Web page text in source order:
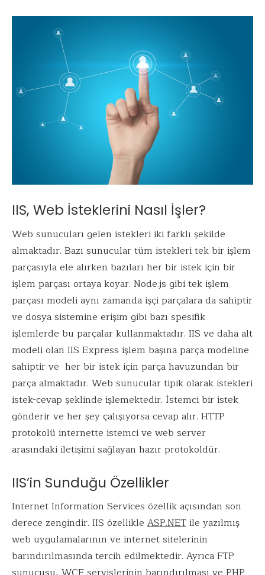
IIS, Web İsteklerini Nasıl İşler?
Web sunucuları gelen istekleri iki farklı şekilde
almaktadır. Bazı sunucular tüm istekleri tek bir işlem
parçasıyla ele alırken bazıları her bir istek için bir
işlem parçası ortaya koyar. Node.js gibi tek işlem
parçası modeli aynı zamanda işçi parçalara da sahiptir
ve dosya sistemine erişim gibi bazı spesifik
işlemlerde bu parçalar kullanmaktadır. IIS ve daha alt
modeli olan IIS Express işlem başına parça modeline
sahiptir ve her bir istek için parça havuzundan bir
parça almaktadır. Web sunucular tipik olarak istekleri
istek-cevap şeklinde işlemektedir. İstemci bir istek
gönderir ve her şey çalışıyorsa cevap alır. HTTP
protokolü internette istemci ve web server
arasındaki iletişimi sağlayan hazır protokoldür.
IIS’in Sunduğu Özellikler
Internet Information Services özellik açısından son
derece zengindir. IIS özellikle ASP.NETile yazılmış
web uygulamalarının ve internet sitelerinin
barındırılmasında tercih edilmektedir. Ayrıca FTP